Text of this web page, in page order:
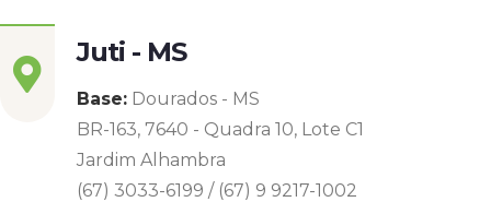
Juti - MS
Base: Dourados - MS
BR-163, 7640 - Quadra 10, Lote C1
Jardim Alhambra
(67) 3033-6199 / (67) 9 9217-1002